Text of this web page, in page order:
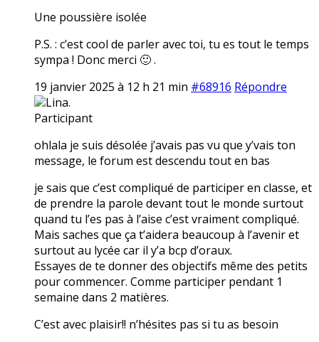
Une poussière isolée
P.S. : c’est cool de parler avec toi, tu es tout le temps
sympa ! Donc merci 🙂 .
19 janvier 2025 à 12 h 21 min #68916 Répondre
Lina.
Participant
ohlala je suis désolée j’avais pas vu que y’vais ton
message, le forum est descendu tout en bas
je sais que c’est compliqué de participer en classe, et
de prendre la parole devant tout le monde surtout
quand tu l’es pas à l’aise c’est vraiment compliqué.
Mais saches que ça t’aidera beaucoup à l’avenir et
surtout au lycée car il y’a bcp d’oraux.
Essayes de te donner des objectifs même des petits
pour commencer. Comme participer pendant 1
semaine dans 2 matières.
C’est avec plaisir!! n’hésites pas si tu as besoin